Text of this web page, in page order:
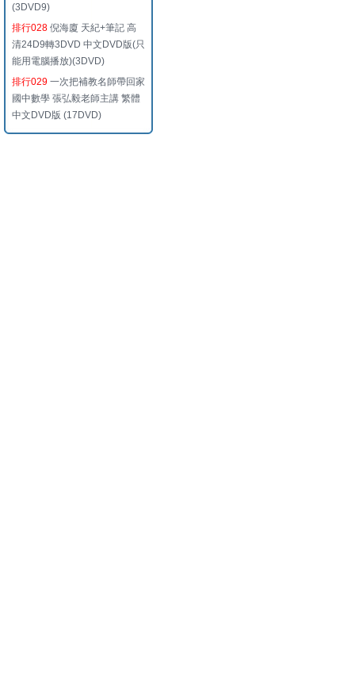
(3DVD9)
排行028 倪海廈 天紀+筆記 高
清24D9轉3DVD 中文DVD版(只
能用電腦播放)(3DVD)
排行029 一次把補教名師帶回家
國中數學 張弘毅老師主講 繁體
中文DVD版 (17DVD)